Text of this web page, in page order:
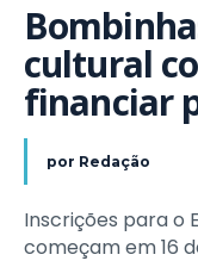
cultural
financiar
por Redação
Inscrições para o
começam em 16